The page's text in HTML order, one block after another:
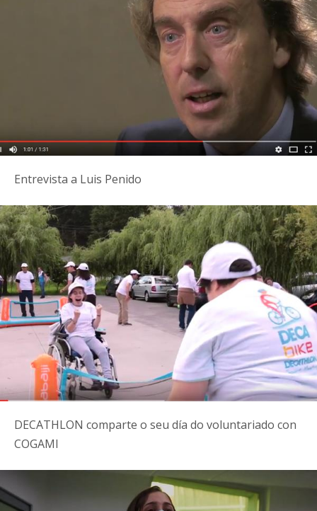
Entrevista a Luis Penido
DECATHLON comparte o seu día do voluntariado con
COGAMI